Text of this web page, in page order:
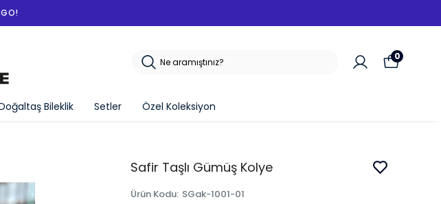
Bileklik Setler Özel Koleksiyon
0
Safir Taşlı Gümüş Kolye
Ürün Kodu: SGak-1001-01